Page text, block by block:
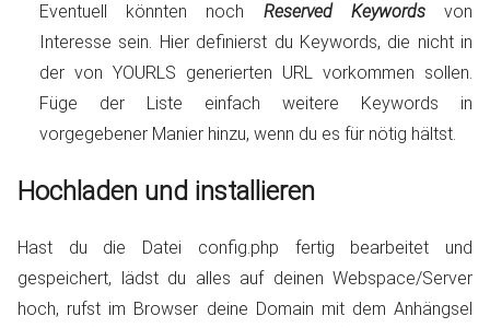
Eventuell könnten noch Reserved Keywordsvon
Interesse sein. Hier definierst du Keywords, die nicht in
der von YOURLS generierten URL vorkommen sollen.
Füge der Liste einfach weitere Keywords in
vorgegebener Manier hinzu, wenn du es für nötig hältst.
Hochladen und installieren
Hast du die Datei config.php fertig bearbeitet und
gespeichert, lädst du alles auf deinen Webspace/Server
hoch, rufst im Browser deine Domain mit dem Anhängsel